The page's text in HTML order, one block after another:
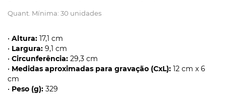
Quant. Mínima: 30 unidades
• Altura: 17,1 cm
• Largura: 9,1 cm
• Circunferência: 29,3 cm
• Medidas aproximadas para gravação (CxL): 12 cm x 6
cm
• Peso (g): 329